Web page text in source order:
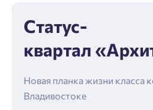
Статус-
квартал
Новая планка жизни класса
Владивостоке